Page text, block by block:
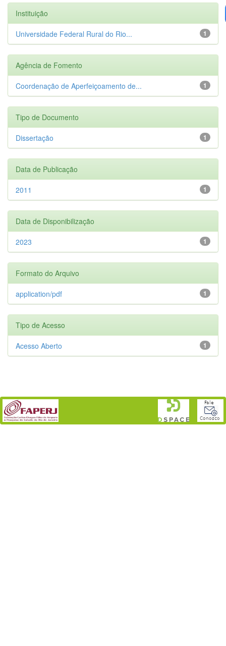
Instituição
1
Universidade Federal Rural do Rio...
Agência de Fomento
1
Coordenação de Aperfeiçoamento de...
Tipo de Documento
1
Dissertação
Data de Publicação
1
2011
Data de Disponibilização
1
2023
Formato do Arquivo
1
application/pdf
Tipo de Acesso
1
Acesso Aberto